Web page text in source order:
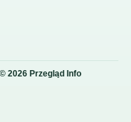
2026 Przegląd Info